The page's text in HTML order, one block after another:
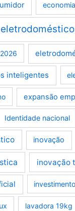
inteligentes
expansão
Identidade nacional
inovação
inovação
lavadora 19kg